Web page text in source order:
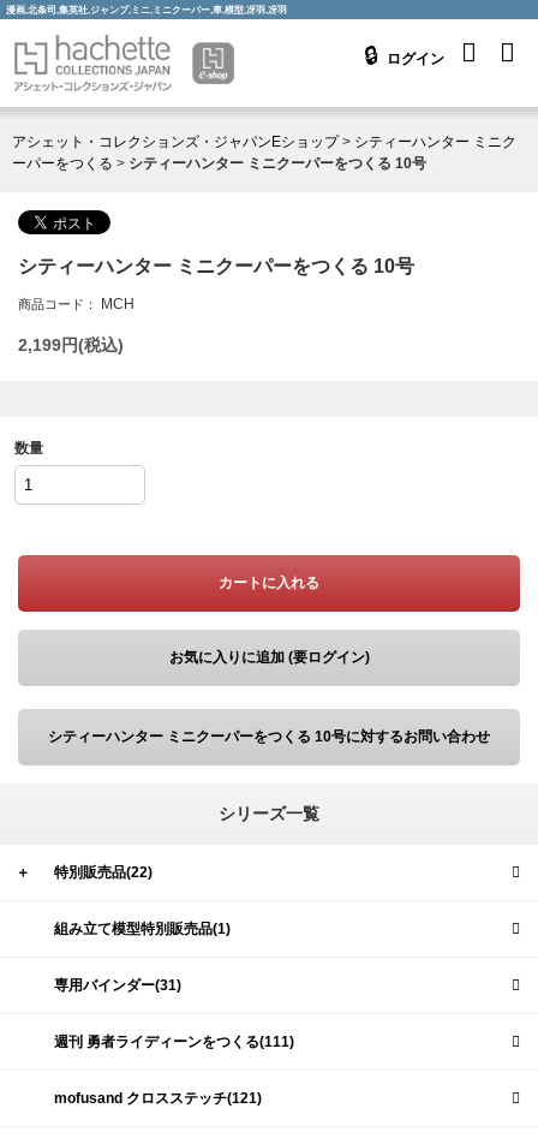
漫画,北条司,集英社,ジャンプ,ミニ,ミニクーパー,車,模型,冴羽,冴羽
ログイン
アシェット・コレクションズ・ジャパンEショップ> シティーハンター ミニク
ーパーをつくる > シティーハンター ミニクーパーをつくる 10号
シティーハンター ミニクーパーをつくる 10号
商品コード： MCH
2,199円(税込)
数量
カートに入れる
お気に入りに追加 (要ログイン)
シティーハンター ミニクーパーをつくる 10号に対するお問い合わせ
シリーズ一覧
＋ 特別販売品(22)
組み立て模型特別販売品(1)
専用バインダー(31)
週刊 勇者ライディーンをつくる(111)
mofusand クロスステッチ(121)